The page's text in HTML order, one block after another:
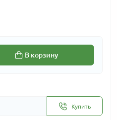
В корзину
Купить